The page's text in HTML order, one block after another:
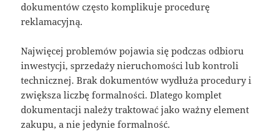
dokumentów często komplikuje procedurę
reklamacyjną.
Najwięcej problemów pojawia się podczas odbioru
inwestycji, sprzedaży nieruchomości lub kontroli
technicznej. Brak dokumentów wydłuża procedury i
zwiększa liczbę formalności. Dlatego komplet
dokumentacji należy traktować jako ważny element
zakupu, a nie jedynie formalność.